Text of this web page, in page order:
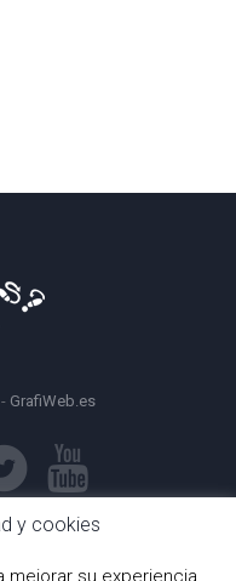
GrafiWeb.es
y cookies
su experiencia.